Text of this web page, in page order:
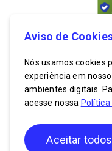
© 2026. Todos os
S.A. CNPJ:
SCN, Quadra 2, Bloco
70.712-030. O uso do
Aviso de
Nós usamos cookies
experiência em
ambientes digitais.
acesse nossa Política
Aceitar